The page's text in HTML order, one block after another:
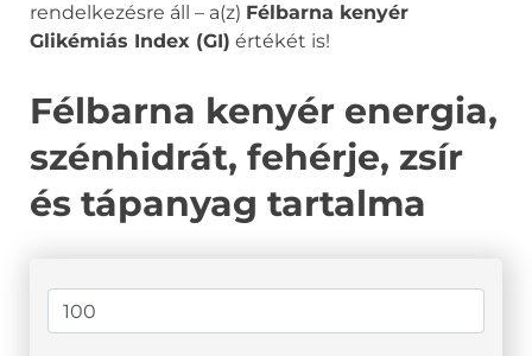
rendelkezésre áll – a(z) Félbarna kenyér
Glikémiás Index (GI) értékét is!
Félbarna kenyér energia,
szénhidrát, fehérje, zsír
és tápanyag tartalma